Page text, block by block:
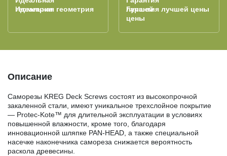
Идеальная геометрия Гарантия лучшей цены
Описание
Саморезы KREG Deck Screws состоят из высокопрочной
закаленной стали, имеют уникальное трехслойное покрытие
— Protec-Kote™ для длительной эксплуатации в условиях
повышенной влажности, кроме того, благодаря
инновационной шляпке PAN-HEAD, а также специальной
насечке наконечника самореза снижается вероятность
раскола древесины.